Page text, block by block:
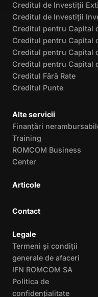
Creditul de Investiții
Creditul de Investiții
Creditul pentru Capital
Creditul pentru Capital
Creditul pentru Capital
Creditul pentru Capital
Creditul Fără Rate
Creditul Punte
Alte servicii
Finanțări
Training
ROMCOM Business
Center
Articole
Contact
Legale
Termeni și condiții
generale de afaceri
IFN ROMCOM SA
Politica de
confidențialitate